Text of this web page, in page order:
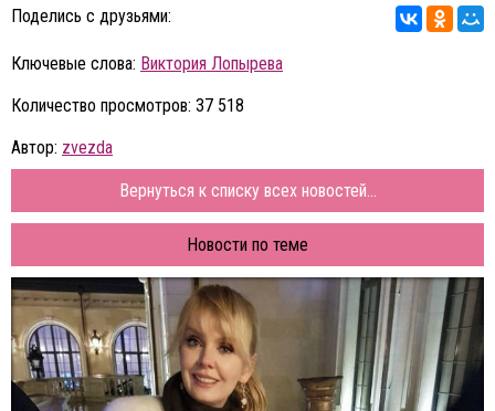
Поделись с друзьями:
Ключевые слова: Виктория Лопырева
Количество просмотров: 37 518
Автор: zvezda
Вернуться к списку всех новостей...
Новости по теме